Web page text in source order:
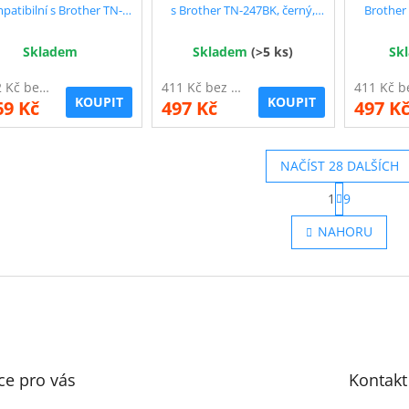
s Brother TN-
Skladem
1 462 Kč bez DPH
Kč KOUPIT
s Brother TN-247BK, černý,
Skladem (>5 ks)
411 Kč bez DPH
497 Kč KOUPIT
Brother
497
O
v
l
d
NAČÍST 28 DALŠÍCH
S
t
r
á
n
o
1
9
NAHORU
pro vás Kontakt